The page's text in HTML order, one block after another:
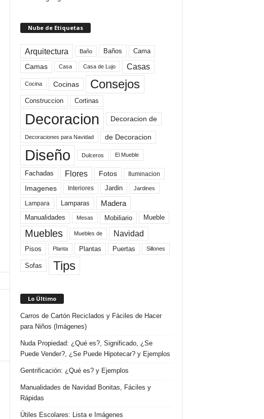
Nube de Etiquetas
Arquitectura Baño Baños Cama
Camas Casa Casa de Lujo Casas
Cocina Cocinas Consejos
Construccion Cortinas
Decoracion Decoracion de
Decoraciones para Navidad de Decoracion
Diseño Dulceros El Mueble
Fachadas Flores Fotos Iluminacion
Imagenes Interiores Jardin Jardines
Lampara Lamparas Madera
Manualidades Mesas Mobiliario Mueble
Muebles Muebles de Navidad
Pisos Planta Plantas Puertas Sillones
Sofas Tips
Lo Último
Carros de Cartón Reciclados y Fáciles de Hacer
para Niños (Imágenes)
Nuda Propiedad: ¿Qué es?, Significado, ¿Se
Puede Vender?, ¿Se Puede Hipotecar? y Ejemplos
Gentrificación: ¿Qué es? y Ejemplos
Manualidades de Navidad Bonitas, Fáciles y
Rápidas
Útiles Escolares: Lista e Imágenes